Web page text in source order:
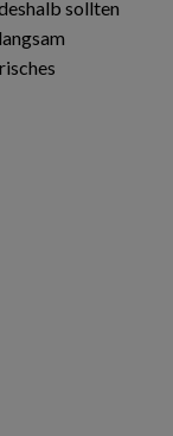
sollten